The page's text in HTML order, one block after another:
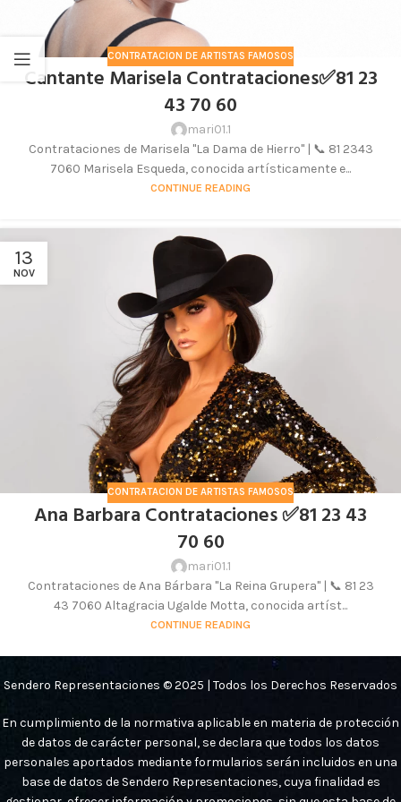
CONTRATACION DE ARTISTAS FAMOSOS
Cantante Marisela Contrataciones✅81 23
43 70 60
mari01.1
Contrataciones de Marisela "La Dama de Hierro" | 📞 81 2343
7060 Marisela Esqueda, conocida artísticamente e...
CONTINUE READING
13
NOV
CONTRATACION DE ARTISTAS FAMOSOS
Ana Barbara Contrataciones ✅81 23 43
70 60
mari01.1
Contrataciones de Ana Bárbara "La Reina Grupera" | 📞 81 23
43 7060 Altagracia Ugalde Motta, conocida artíst...
CONTINUE READING
Sendero Representaciones © 2025 | Todos los Derechos Reservados
En cumplimiento de la normativa aplicable en materia de protección
de datos de carácter personal, se declara que todos los datos
personales aportados mediante formularios serán incluidos en una
base de datos de Sendero Representaciones, cuya finalidad es